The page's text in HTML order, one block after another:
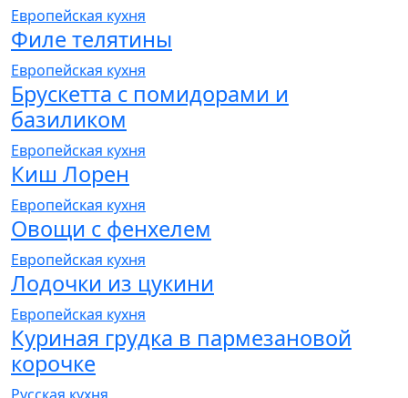
Европейская кухня
Филе телятины
Европейская кухня
Брускетта с помидорами и
базиликом
Европейская кухня
Киш Лорен
Европейская кухня
Овощи с фенхелем
Европейская кухня
Лодочки из цукини
Европейская кухня
Куриная грудка в пармезановой
корочке